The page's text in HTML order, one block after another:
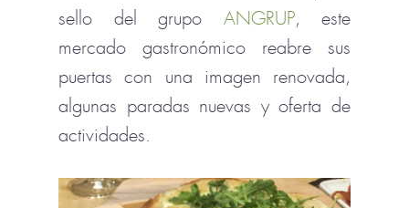
sello del grupo ANGRUP, este
mercado gastronómico reabre sus
puertas con una imagen renovada,
algunas paradas nuevas y oferta de
actividades.